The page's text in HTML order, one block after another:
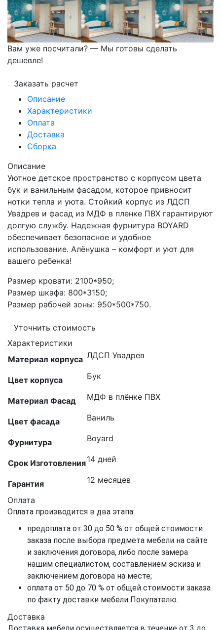
Вам уже посчитали? — Мы готовы сделать
дешевле!
Заказать расчет
Описание
Характеристики
Оплата
Доставка
Сборка
Описание
Уютное детское пространство с корпусом цвета
бук и ванильным фасадом, которое привносит
нотки тепла и уюта. Стойкий корпус из ЛДСП
Увадрев и фасад из МДФ в пленке ПВХ гарантируют
долгую службу. Надежная фурнитура BOYARD
обеспечивает безопасное и удобное
использование. Алёнушка – комфорт и уют для
вашего ребенка!
Размер кровати: 2100*950;
Размер шкафа: 800*3150;
Размер рабочей зоны: 950*500*750.
Уточнить стоимость
Характеристики
Материал корпуса ЛДСП Увадрев
Цвет корпуса Бук
Материал Фасад МДФ в плёнке ПВХ
Цвет фасада Ваниль
Фурнитура Boyard
Срок Изготовления14 дней
Гарантия 12 месяцев
Оплата
Оплата производится в два этапа:
предоплата от 30 до 50 % от общей стоимости
заказа после выбора предмета мебели на сайте
и заключения договора, либо после замера
нашим специалистом, составлением эскиза и
заключением договора на месте;
оплата от 50 до 70 % от общей стоимости заказа
по факту доставки мебели Покупателю.
Доставка